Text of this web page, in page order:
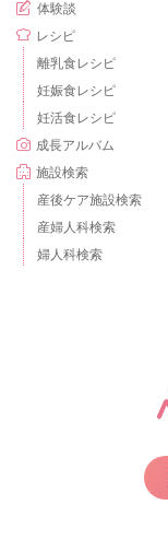
体験談
レシピ
離乳食レシピ
妊娠食レシピ
妊活食レシピ
成長アルバム
施設検索
産後ケア施設検索
産婦人科検索
婦人科検索